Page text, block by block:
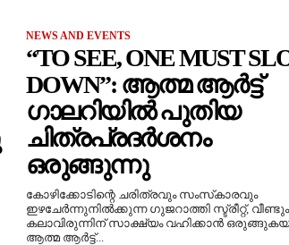
NEWS AND EVENTS
“TO SEE, ONE MUST
DOWN”: ആത്മ ആർട്ട്
ഗാലറിയിൽ പുതിയ
ചിത്രപ്രദർശനം
ഒരുങ്ങുന്നു
കോഴിക്കോടിന്റെ ചരിത്രവും സംസ്‌കാരവും
ഇഴചേർന്നുനിൽക്കുന്ന ഗുജറാത്തി സ്ട്രീറ്റ്,
കലാവിരുന്നിന് സാക്ഷ്യം വഹിക്കാൻ
ആത്മ ആർട്ട്...